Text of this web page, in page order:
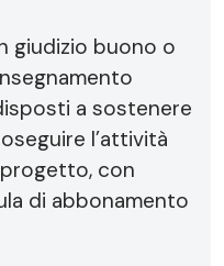
giudizio buono o
a sostenere
l’attività
con
di abbonamento